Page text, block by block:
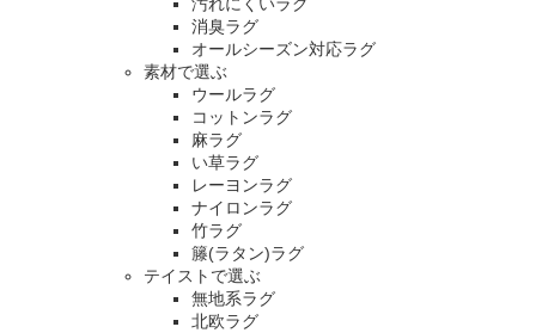
汚れにくいラグ
消臭ラグ
オールシーズン対応ラグ
素材で選ぶ
ウールラグ
コットンラグ
麻ラグ
い草ラグ
レーヨンラグ
ナイロンラグ
竹ラグ
籐(ラタン)ラグ
テイストで選ぶ
無地系ラグ
北欧ラグ